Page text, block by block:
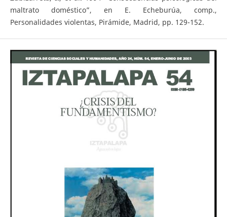
maltrato doméstico”, en E. Echeburúa, comp.,
Personalidades violentas, Pirámide, Madrid, pp. 129-152.